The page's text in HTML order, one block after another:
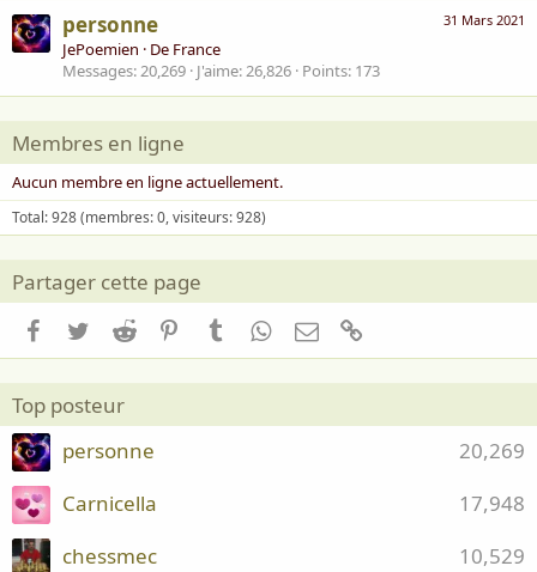
31 Mars 2021
personne
JePoemien · De France
Messages 20,269 J'aime 26,826 Points 173
Membres en ligne
Aucun membre en ligne actuellement.
Total: 928 (membres: 0, visiteurs: 928)
Partager cette page
Facebook
TwitterReddit PinterestTumblrWhatsApp
Email
Top posteur
20,269
personne
17,948
Carnicella
10,529
chessmec